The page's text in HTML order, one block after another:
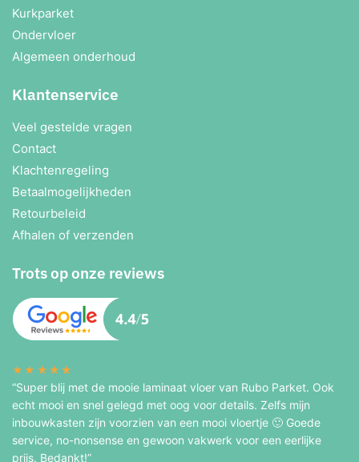
Kurkparket
Ondervloer
Algemeen onderhoud
Klantenservice
Veel gestelde vragen
Contact
Klachtenregeling
Betaalmogelijkheden
Retourbeleid
Afhalen of verzenden
Trots op onze reviews
★★★★★
“Super blij met de mooie laminaat vloer van Rubo Parket. Ook
echt mooi en snel gelegd met oog voor details. Zelfs mijn
inbouwkasten zijn voorzien van een mooi vloertje 🙂 Goede
service, no-nonsense en gewoon vakwerk voor een eerlijke
prijs. Bedankt!”